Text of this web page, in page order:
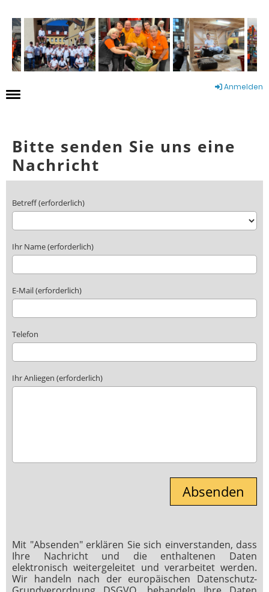
Anmelden
Bitte senden Sie uns eine
Nachricht
Betreff (erforderlich)
Ihr Name (erforderlich)
E-Mail (erforderlich)
Telefon
Ihr Anliegen (erforderlich)
Mit "Absenden" erklären Sie sich einverstanden, dass
Ihre Nachricht und die enthaltenen Daten
elektronisch weitergeleitet und verarbeitet werden.
Wir handeln nach der europäischen Datenschutz-